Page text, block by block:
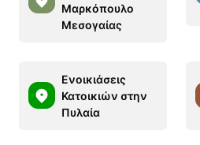
Μαρκόπουλο
Μεσογαίας
Ενοικιάσεις
Κατοικιών στην
Πυλαία